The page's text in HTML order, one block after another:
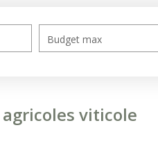
Budget max
viticole